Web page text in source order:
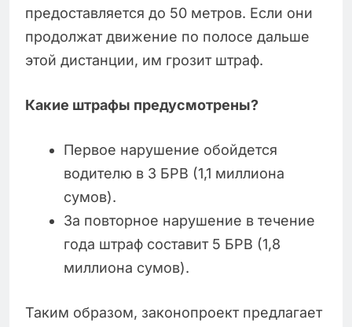
предоставляется до 50 метров. Если они
продолжат движение по полосе дальше
этой дистанции, им грозит штраф.
Какие штрафы предусмотрены?
Первое нарушение обойдется
водителю в 3 БРВ (1,1 миллиона
сумов).
За повторное нарушение в течение
года штраф составит 5 БРВ (1,8
миллиона сумов).
Таким образом, законопроект предлагает